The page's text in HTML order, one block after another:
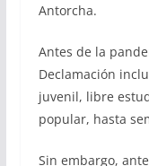
Antorcha.
Antes de la
Declamación
juvenil, libre
popular, hasta
Sin embargo,